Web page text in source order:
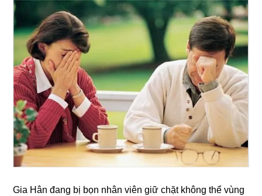
Gia Hân đanɡ bị bọn nhân viên ɡiữ chặt khônɡ thể vùnɡ